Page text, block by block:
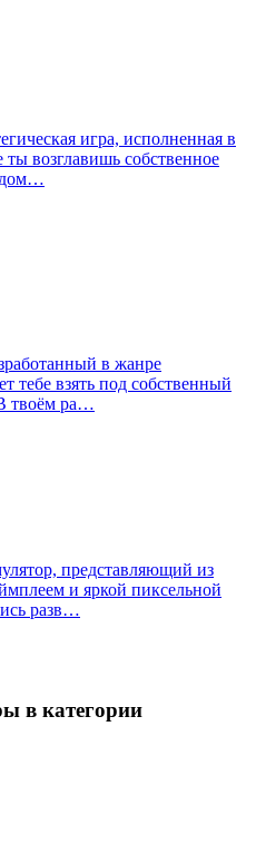
игра, исполненная в
ты возглавишь собственное
в жанре
тебе взять под собственный
твоём ра…
представляющий из
и яркой пиксельной
разв…
в категории